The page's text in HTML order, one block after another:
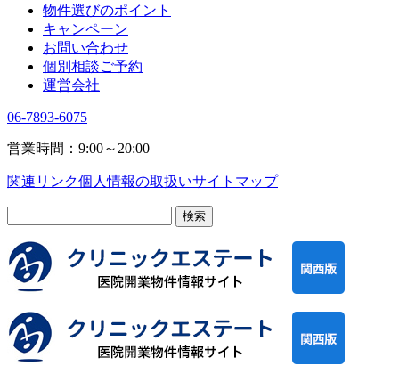
物件選びのポイント
キャンペーン
お問い合わせ
個別相談ご予約
運営会社
06-7893-6075
営業時間：9:00～20:00
関連リンク個人情報の取扱いサイトマップ